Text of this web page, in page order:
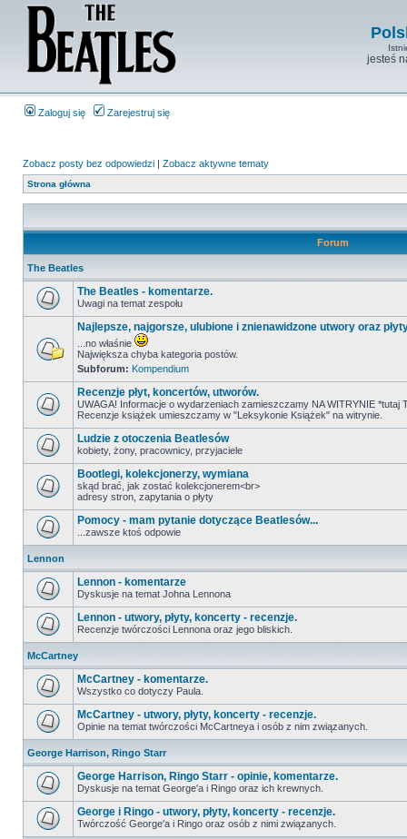
jesteś
Zaloguj się Zarejestruj się
Zobacz posty bez odpowiedzi | Zobacz aktywne tematy
Strona główna
Forum
The Beatles
The Beatles - komentarze.
Uwagi na temat zespołu
Najlepsze, najgorsze, ulubione i znienawidzone utwory oraz
...no właśnie
Największa chyba kategoria postów.
Subforum: Kompendium
Recenzje płyt, koncertów, utworów.
UWAGA! Informacje o wydarzeniach zamieszczamy NA WITRYNIE *tutaj
Recenzje książek umieszczamy w "Leksykonie Książek" na witrynie.
Ludzie z otoczenia Beatlesów
kobiety, żony, pracownicy, przyjaciele
Bootlegi, kolekcjonerzy, wymiana
skąd brać, jak zostać kolekcjonerem<br>
adresy stron, zapytania o płyty
Pomocy - mam pytanie dotyczące Beatlesów...
...zawsze ktoś odpowie
Lennon
Lennon - komentarze
Dyskusje na temat Johna Lennona
Lennon - utwory, płyty, koncerty - recenzje.
Recenzje twórczości Lennona oraz jego bliskich.
McCartney
McCartney - komentarze.
Wszystko co dotyczy Paula.
McCartney - utwory, płyty, koncerty - recenzje.
Opinie na temat twórczości McCartneya i osób z nim związanych.
George Harrison, Ringo Starr
George Harrison, Ringo Starr - opinie, komentarze.
Dyskusje na temat George'a i Ringo oraz ich krewnych.
George i Ringo - utwory, płyty, koncerty - recenzje.
Twórczość George'a i Ringo oraz osób z nimi związanych.